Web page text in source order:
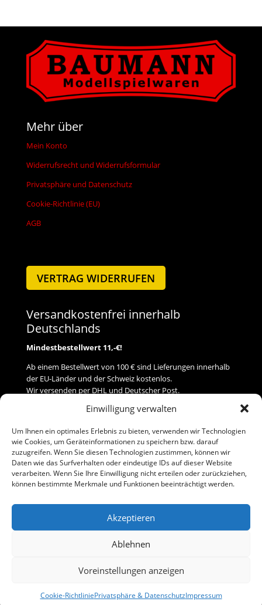
Einwilligung verwalten
Um Ihnen ein optimales Erlebnis zu bieten, verwenden wir Technologien
wie Cookies, um Geräteinformationen zu speichern bzw. darauf
zuzugreifen. Wenn Sie diesen Technologien zustimmen, können wir
Daten wie das Surfverhalten oder eindeutige IDs auf dieser Website
verarbeiten. Wenn Sie Ihre Einwilligung nicht erteilen oder zurückziehen,
können bestimmte Merkmale und Funktionen beeinträchtigt werden.
Akzeptieren
Ablehnen
Voreinstellungen anzeigen
Cookie-RichtliniePrivatsphäre & DatenschutzImpressum
Mehr über
Mein Konto
Widerrufsrecht und Widerrufsformular
Privatsphäre und Datenschutz
Cookie-Richtlinie (EU)
AGB
VERTRAG WIDERRUFEN
Versandkostenfrei innerhalb
Deutschlands
Mindestbestellwert 11,-€!
Ab einem Bestellwert von 100 € sind Lieferungen innerhalb
der EU-Länder und der Schweiz kostenlos.
Wir versenden per DHL und Deutscher Post.
Versand
Zahlung
Baumann Modellspielwaren
Telefon (0 91 61) 33 84
Impressum